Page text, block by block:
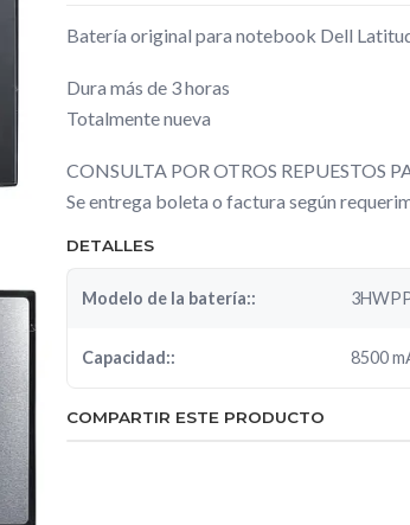
Batería original para notebook Dell
Dura más de 3 horas
Totalmente nueva
CONSULTA POR OTROS REPUESTOS
Se entrega boleta o factura según
DETALLES
Modelo de la batería::
Capacidad:: 8500
COMPARTIR ESTE PRODUCTO